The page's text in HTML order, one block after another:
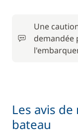
Skipper (repas
Une
demandée
Les avis
bateau